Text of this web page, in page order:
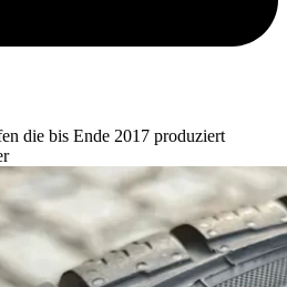
die bis Ende 2017 produziert